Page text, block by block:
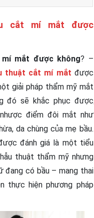
cắt mí mắt được
mắt được không? –
thuật cắt mí mắt được
giải pháp thẩm mỹ mắt
đó sẽ khắc phục được
điểm đôi mắt như
da chùng của mẹ bầu.
đánh giá là một tiểu
thuật thẩm mỹ nhưng
đang có bầu – mang thai
thực hiện phương pháp